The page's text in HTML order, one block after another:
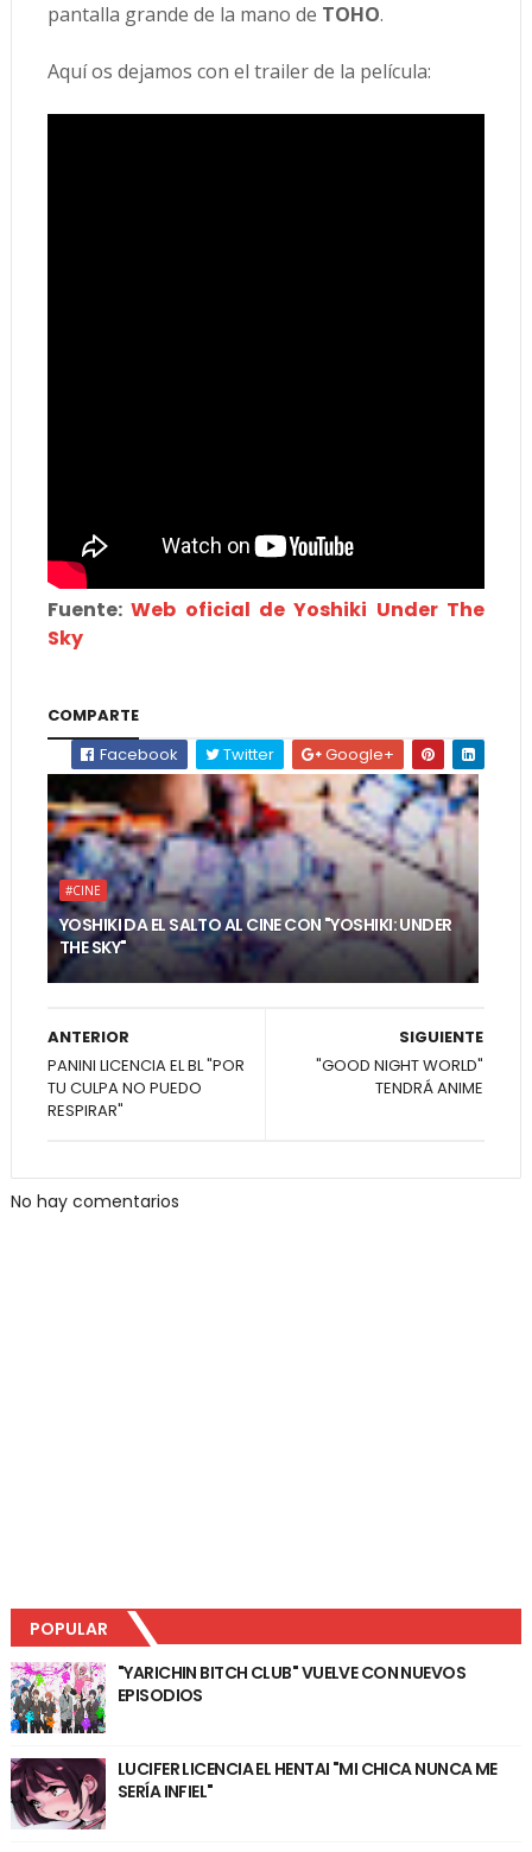
pantalla grande de la mano de TOHO.
Aquí os dejamos con el trailer de la película:
Fuente:Web oficial de Yoshiki Under The
Sky
COMPARTE
Facebook
Twitter Google+
#CINE
YOSHIKI DA EL SALTO AL CINE CON "YOSHIKI: UNDER
THE SKY"
SIGUIENTE
"GOOD NIGHT WORLD"
TENDRÁ ANIME
ANTERIOR
PANINI LICENCIA EL BL "POR
TU CULPA NO PUEDO
RESPIRAR"
No hay comentarios
POPULAR
"YARICHIN BITCH CLUB" VUELVE CON NUEVOS
EPISODIOS
LUCIFER LICENCIA EL HENTAI "MI CHICA NUNCA ME
SERÍA INFIEL"